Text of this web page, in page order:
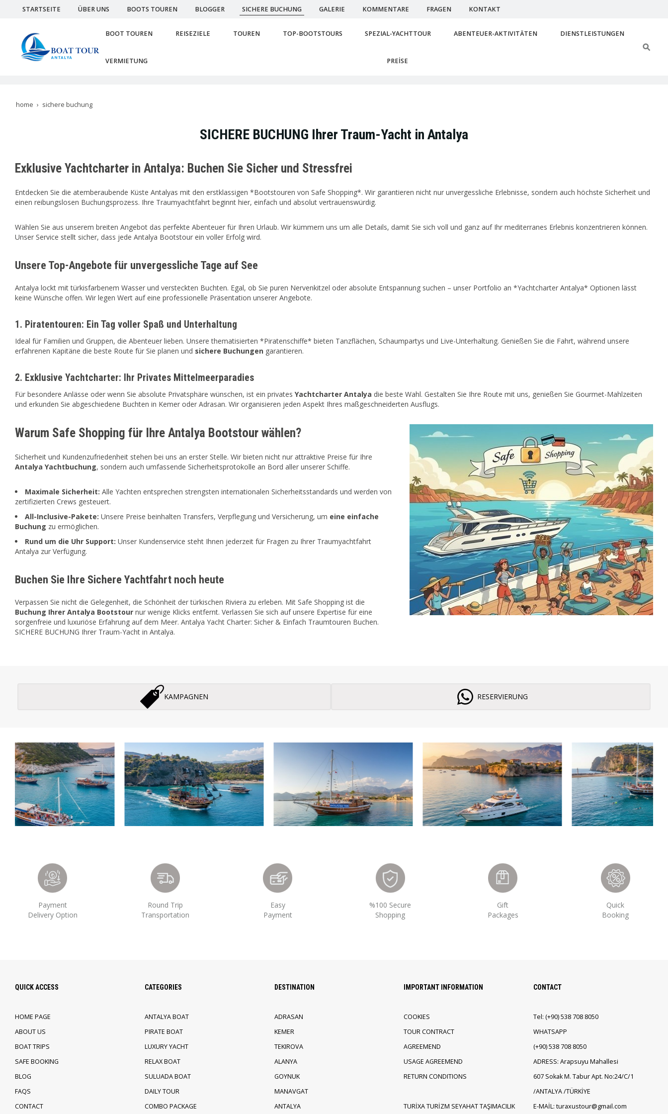
STARTSEITE ÜBER UNS BOOTS TOUREN BLOGGER SICHERE BUCHUNG GALERIE KOMMENTARE FRAGEN KONTAKT
BOOT TOUREN REISEZIELE TOUREN TOP-BOOTSTOURS SPEZIAL-YACHTTOUR ABENTEUER-AKTIVITÄTEN DIENSTLEISTUNGEN
VERMIETUNG PREİSE
home sichere buchung
SICHERE BUCHUNG Ihrer Traum-Yacht in Antalya
Exklusive Yachtcharter in Antalya: Buchen Sie Sicher und Stressfrei
Entdecken Sie die atemberaubende Küste Antalyas mit den erstklassigen *Bootstouren von Safe Shopping*. Wir garantieren nicht nur unvergessliche Erlebnisse, sondern auch höchste Sicherheit und
einen reibungslosen Buchungsprozess. Ihre Traumyachtfahrt beginnt hier, einfach und absolut vertrauenswürdig.
Wählen Sie aus unserem breiten Angebot das perfekte Abenteuer für Ihren Urlaub. Wir kümmern uns um alle Details, damit Sie sich voll und ganz auf Ihr mediterranes Erlebnis konzentrieren können.
Unser Service stellt sicher, dass jede Antalya Bootstour ein voller Erfolg wird.
Unsere Top-Angebote für unvergessliche Tage auf See
Antalya lockt mit türkisfarbenem Wasser und versteckten Buchten. Egal, ob Sie puren Nervenkitzel oder absolute Entspannung suchen – unser Portfolio an *Yachtcharter Antalya* Optionen lässt
keine Wünsche offen. Wir legen Wert auf eine professionelle Präsentation unserer Angebote.
1. Piratentouren: Ein Tag voller Spaß und Unterhaltung
Ideal für Familien und Gruppen, die Abenteuer lieben. Unsere thematisierten *Piratenschiffe* bieten Tanzflächen, Schaumpartys und Live-Unterhaltung. Genießen Sie die Fahrt, während unsere
erfahrenen Kapitäne die beste Route für Sie planen und sichere Buchungen garantieren.
2. Exklusive Yachtcharter: Ihr Privates Mittelmeerparadies
Für besondere Anlässe oder wenn Sie absolute Privatsphäre wünschen, ist ein privates Yachtcharter Antalya die beste Wahl. Gestalten Sie Ihre Route mit uns, genießen Sie Gourmet-Mahlzeiten
und erkunden Sie abgeschiedene Buchten in Kemer oder Adrasan. Wir organisieren jeden Aspekt Ihres maßgeschneiderten Ausflugs.
Warum Safe Shopping für Ihre Antalya Bootstour wählen?
Sicherheit und Kundenzufriedenheit stehen bei uns an erster Stelle. Wir bieten nicht nur attraktive Preise für Ihre
Antalya Yachtbuchung, sondern auch umfassende Sicherheitsprotokolle an Bord aller unserer Schiffe.
Maximale Sicherheit: Alle Yachten entsprechen strengsten internationalen Sicherheitsstandards und werden von
zertifizierten Crews gesteuert.
All-Inclusive-Pakete: Unsere Preise beinhalten Transfers, Verpflegung und Versicherung, um eine einfache
Buchung zu ermöglichen.
Rund um die Uhr Support: Unser Kundenservice steht Ihnen jederzeit für Fragen zu Ihrer Traumyachtfahrt
Antalya zur Verfügung.
Buchen Sie Ihre Sichere Yachtfahrt noch heute
Verpassen Sie nicht die Gelegenheit, die Schönheit der türkischen Riviera zu erleben. Mit Safe Shopping ist die
Buchung Ihrer Antalya Bootstour nur wenige Klicks entfernt. Verlassen Sie sich auf unsere Expertise für eine
sorgenfreie und luxuriöse Erfahrung auf dem Meer. Antalya Yacht Charter: Sicher & Einfach Traumtouren Buchen.
SICHERE BUCHUNG Ihrer Traum-Yacht in Antalya.
KAMPAGNEN RESERVIERUNG
Payment
Delivery Option
Round Trip
Transportation
Easy
Payment
%100 Secure
Shopping
Gift
Packages
Quick
Booking
QUICK ACCESS
HOME PAGE
ABOUT US
BOAT TRIPS
SAFE BOOKING
BLOG
FAQS
CONTACT
CATEGORIES
ANTALYA BOAT
PIRATE BOAT
LUXURY YACHT
RELAX BOAT
SULUADA BOAT
DAILY TOUR
COMBO PACKAGE
DESTINATION
ADRASAN
KEMER
TEKIROVA
ALANYA
GOYNUK
MANAVGAT
ANTALYA
IMPORTANT INFORMATION
COOKIES
TOUR CONTRACT
AGREEMEND
USAGE AGREEMEND
RETURN CONDITIONS
TURİXA TURİZM SEYAHAT TAŞIMACILIK
CONTACT
Tel:(+90)538 708 8050
WHATSAPP
(+90)538 708 8050
ADRESS: Arapsuyu Mahallesi
607 Sokak M. Tabur Apt. No:24/C/1
/ANTALYA /TÜRKİYE
E-MAİL: turaxustour@gmail.com